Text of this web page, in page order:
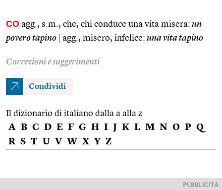
CO agg., s.m., che, chi conduce una vita misera: un
povero tapino
agg., misero, infelice: una vita tapino
Correzioni e suggerimenti
Condividi
Il dizionario di italiano dalla a alla z
A B C D E F G H I J K L M N O P Q
R S T U V W X Y Z
PUBBLICITÀ